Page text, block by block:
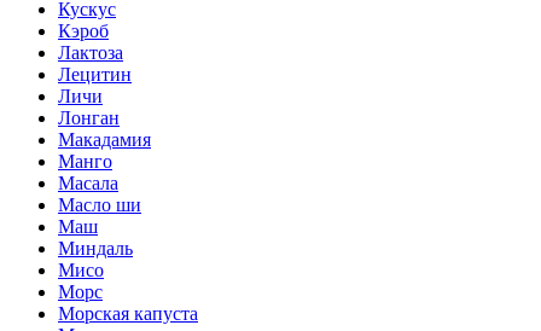
Кускус
Кэроб
Лактоза
Лецитин
Личи
Лонган
Макадамия
Манго
Масала
Масло ши
Маш
Миндаль
Мисо
Морс
Морская капуста